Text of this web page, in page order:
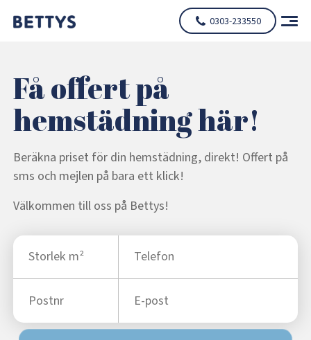
0303-233550
Få offert på
hemstädning här!
Beräkna priset för din hemstädning, direkt! Offert på
sms och mejlen på bara ett klick!
Välkommen till oss på Bettys!